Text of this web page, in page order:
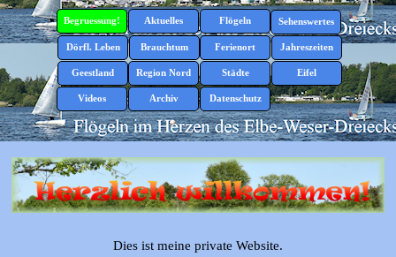
Direkt zum Seiteninhalt
Menü überspringen
Begruessung! Aktuelles ▼
Flögeln ▼
Sehenswertes ▼
Dörfl. Leben ▼
Brauchtum ▼
Ferienort ▼
Jahreszeiten
Geestland ▼
Region Nord ▼
Städte ▼
Eifel ▼
Videos Archiv ▼
Datenschutz
Dies ist meine private Website.